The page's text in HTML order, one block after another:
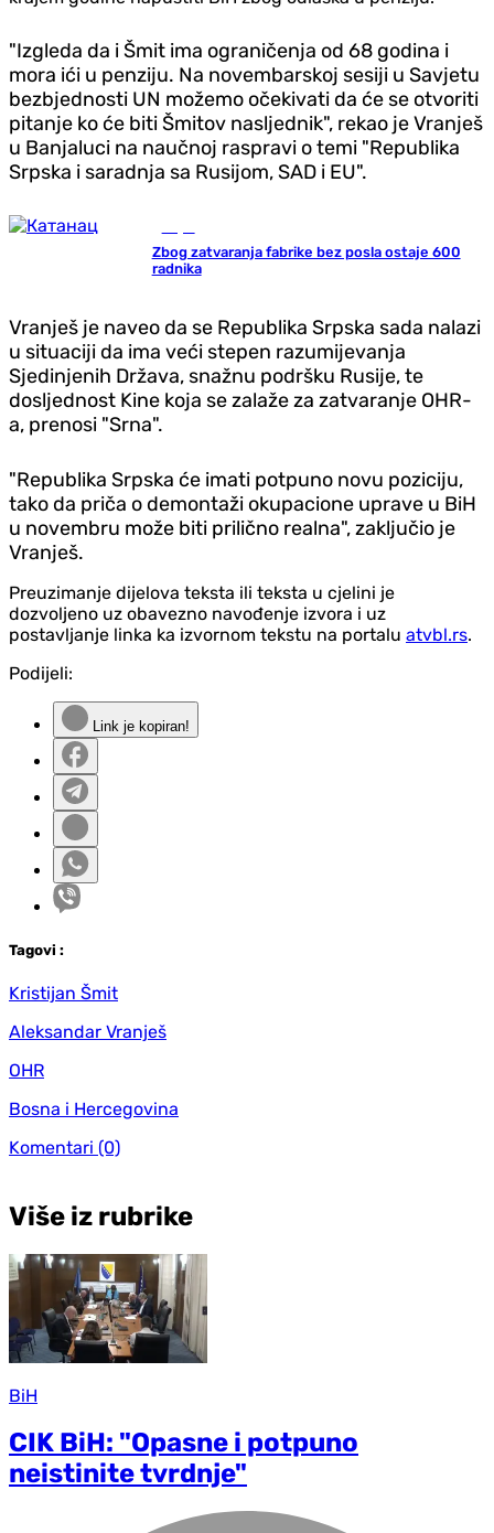
"Izgleda da i Šmit ima ograničenja od 68 godina i
mora ići u penziju. Na novembarskoj sesiji u Savjetu
bezbjednosti UN možemo očekivati da će se otvoriti
pitanje ko će biti Šmitov nasljednik", rekao je Vranješ
u Banjaluci na naučnoj raspravi o temi "Republika
Srpska i saradnja sa Rusijom, SAD i EU".
Zbog zatvaranja fabrike bez posla ostaje 600
radnika
Vranješ je naveo da se Republika Srpska sada nalazi
u situaciji da ima veći stepen razumijevanja
Sjedinjenih Država, snažnu podršku Rusije, te
dosljednost Kine koja se zalaže za zatvaranje OHR-
a, prenosi "Srna".
"Republika Srpska će imati potpuno novu poziciju,
tako da priča o demontaži okupacione uprave u BiH
u novembru može biti prilično realna", zaključio je
Vranješ.
Preuzimanje dijelova teksta ili teksta u cjelini je
dozvoljeno uz obavezno navođenje izvora i uz
postavljanje linka ka izvornom tekstu na portalu atvbl.rs.
Podijeli:
Link je kopiran!
Tagovi :
Kristijan Šmit
Aleksandar Vranješ
OHR
Bosna i Hercegovina
Komentari (0)
Više iz rubrike
BiH
CIK BiH: "Opasne i potpuno
neistinite tvrdnje"